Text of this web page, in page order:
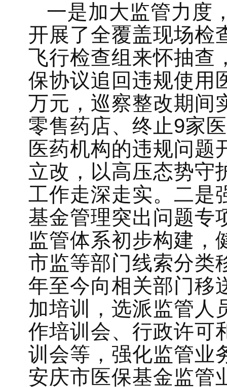
一是加大监管力度
开展了全覆盖现场检
飞行检查组来怀抽查
保协议追回违规使用
万元，巡察整改期间
零售药店、终止9家
医药机构的违规问题
立改，以高压态势守
工作走深走实。二是
基金管理突出问题专
监管体系初步构建，
市监等部门线索分类
年至今向相关部门移
加培训，选派监管人
作培训会、行政许可
训会等，强化监管业
安庆市医保基金监管